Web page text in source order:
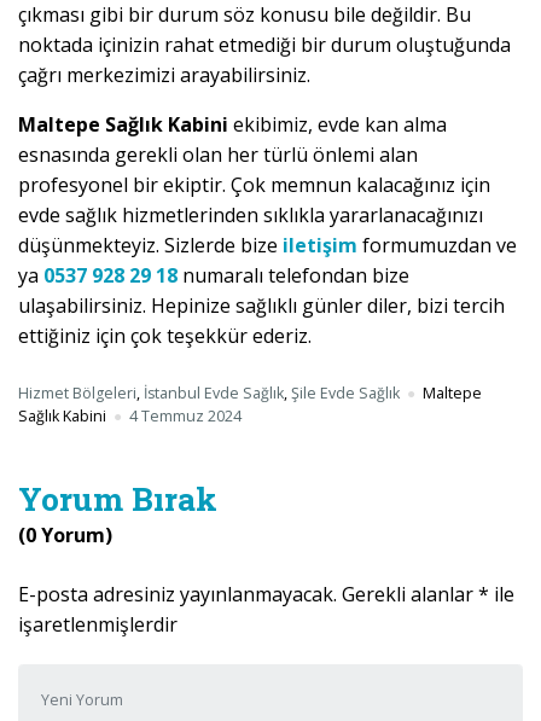
çıkması gibi bir durum söz konusu bile değildir. Bu
noktada içinizin rahat etmediği bir durum oluştuğunda
çağrı merkezimizi arayabilirsiniz.
Maltepe Sağlık Kabini ekibimiz, evde kan alma
esnasında gerekli olan her türlü önlemi alan
profesyonel bir ekiptir. Çok memnun kalacağınız için
evde sağlık hizmetlerinden sıklıkla yararlanacağınızı
düşünmekteyiz. Sizlerde bize iletişim formumuzdan ve
ya 0537 928 29 18 numaralı telefondan bize
ulaşabilirsiniz. Hepinize sağlıklı günler diler, bizi tercih
ettiğiniz için çok teşekkür ederiz.
Hizmet Bölgeleri, İstanbul Evde Sağlık,Şile Evde Sağlık
Maltepe
Sağlık Kabini
4 Temmuz 2024
Yorum Bırak
(0 Yorum)
E-posta adresiniz yayınlanmayacak. Gerekli alanlar* ile
işaretlenmişlerdir